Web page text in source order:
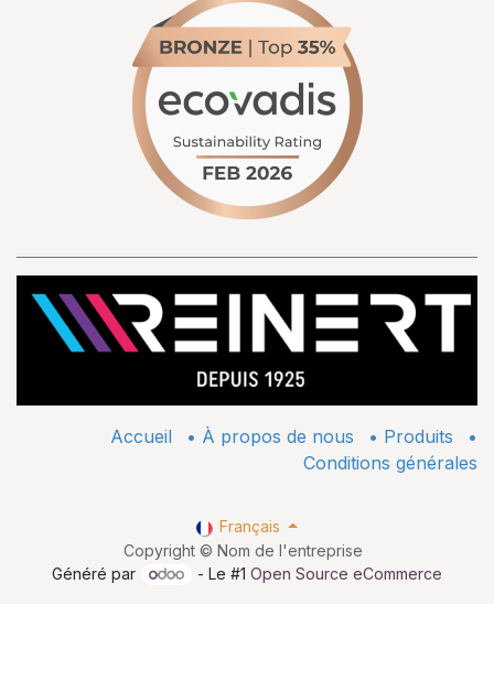
Accueil • À propos de nous • ​Produits
•
Conditions générales
Copyright © Nom de l'entreprise
Français
Généré par - Le #1Open Source eCommerce